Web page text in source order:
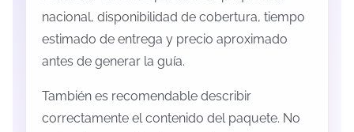
nacional, disponibilidad de cobertura, tiempo
estimado de entrega y precio aproximado
antes de generar la guía.
También es recomendable describir
correctamente el contenido del paquete. No